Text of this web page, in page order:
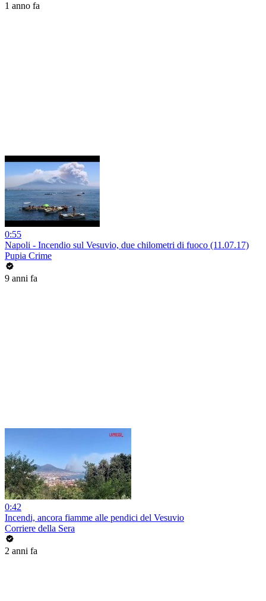
1 anno fa
0:55
Napoli - Incendio sul Vesuvio, due chilometri di fuoco (11.07.17)
Pupia Crime
9 anni fa
0:42
Incendi, ancora fiamme alle pendici del Vesuvio
Corriere della Sera
2 anni fa